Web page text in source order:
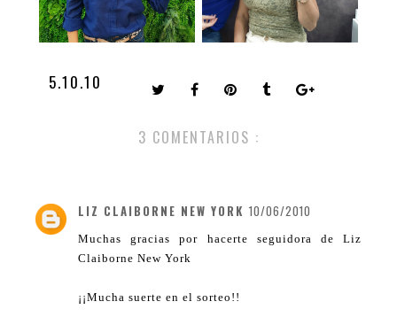
5.10.10
3 COMENTARIOS :
LIZ CLAIBORNE NEW YORK 10/06/2010
Muchas gracias por hacerte seguidora de Liz
Claiborne New York
¡¡Mucha suerte en el sorteo!!